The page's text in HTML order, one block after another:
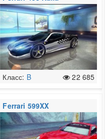
Класс: B 22 685
Ferrari 599XX